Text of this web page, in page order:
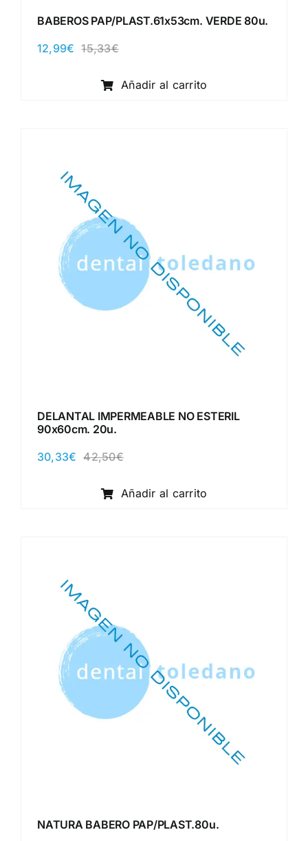
BABEROS PAP/PLAST.61x53cm. VERDE 80u.
15,33€El
original
era:
12,99€
El
actual
es:
Añadir al carrito
DELANTAL IMPERMEABLE NO ESTERIL
90x60cm. 20u.
42,50€El
original
era:
30,33€
El
actual
es:
Añadir al carrito
NATURA BABERO PAP/PLAST.80u.